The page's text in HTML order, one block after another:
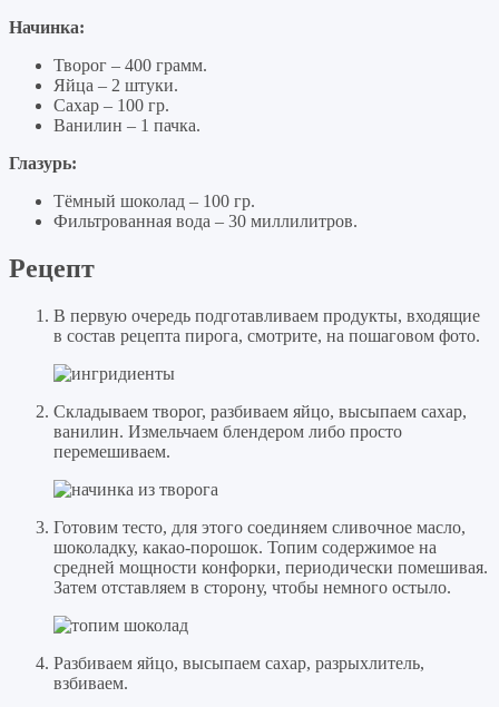
Начинка:
Творог – 400 грамм.
Яйца – 2 штуки.
Сахар – 100 гр.
Ванилин – 1 пачка.
Глазурь:
Тёмный шоколад – 100 гр.
Фильтрованная вода – 30 миллилитров.
Рецепт
В первую очередь подготавливаем продукты, входящие
в состав рецепта пирога, смотрите, на пошаговом фото.
Складываем творог, разбиваем яйцо, высыпаем сахар,
ванилин. Измельчаем блендером либо просто
перемешиваем.
Готовим тесто, для этого соединяем сливочное масло,
шоколадку, какао-порошок. Топим содержимое на
средней мощности конфорки, периодически помешивая.
Затем отставляем в сторону, чтобы немного остыло.
Разбиваем яйцо, высыпаем сахар, разрыхлитель,
взбиваем.